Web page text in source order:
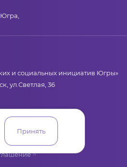
и социальных инициатив Югры»
ул.Светлая, 36
Принять